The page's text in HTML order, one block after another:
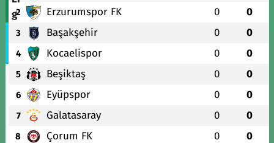
2 Erzurumspor FK 0 0
3 Başakşehir 0 0
4 Kocaelispor 0 0
5 Beşiktaş 0 0
6 Eyüpspor 0 0
7 Galatasaray 0 0
8 Çorum FK 0 0